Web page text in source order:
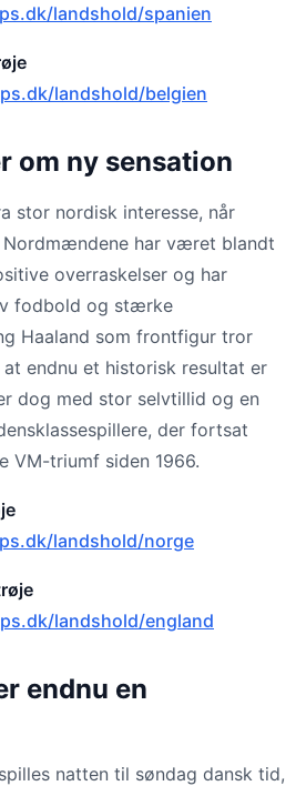
landshold/spanien
landshold/belgien
om ny sensation
stor nordisk interesse, når
Nordmændene har været blandt
overraskelser og har
fodbold og stærke
Haaland som frontfigur tror
endnu et historisk resultat er
dog med stor selvtillid og en
der fortsat
VM-triumf siden 1966.
landshold/norge
landshold/england
endnu en
natten til søndag dansk tid,